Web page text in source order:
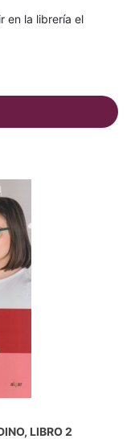
en la librería el
LIBRO 2